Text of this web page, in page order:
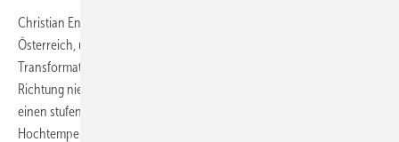
Christian Engel von Austroflex Rohrisolationssysteme, Gödersdorf,
Österreich, und Teilnehmer des IEA-DHC-Projektes, sieht in der
Transformation vorhandener Hochtemperatur-Fernwärmesysteme in
Richtung niedrigeren Temperaturen bis hin zur kalten Fernwärme
einen stufenweisen Prozess. So sollten die heute üblichen
Hochtemperatursysteme zunächst auf 70 bzw. 60 °C